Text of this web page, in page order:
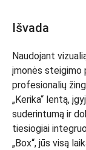
Išvada
Naudojant
įmonės steigimo
profesionalių
„Kerika“ lentą,
suderintumą ir
tiesiogiai
„Box“, jūs visą